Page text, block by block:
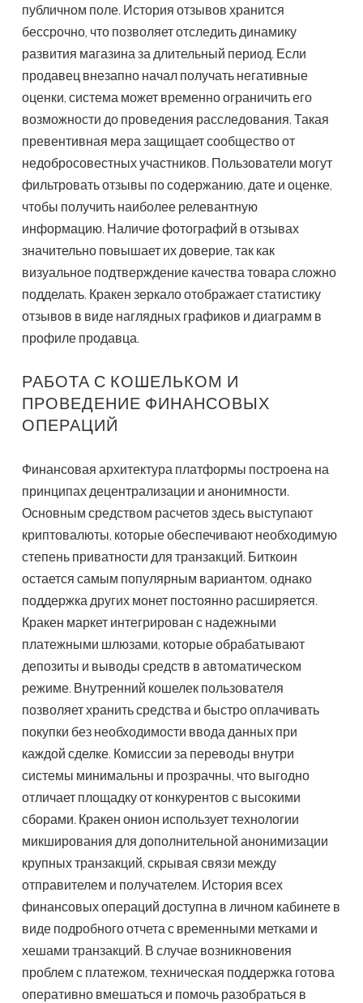
публичном поле. История отзывов хранится
бессрочно, что позволяет отследить динамику
развития магазина за длительный период. Если
продавец внезапно начал получать негативные
оценки, система может временно ограничить его
возможности до проведения расследования. Такая
превентивная мера защищает сообщество от
недобросовестных участников. Пользователи могут
фильтровать отзывы по содержанию, дате и оценке,
чтобы получить наиболее релевантную
информацию. Наличие фотографий в отзывах
значительно повышает их доверие, так как
визуальное подтверждение качества товара сложно
подделать. Кракен зеркало отображает статистику
отзывов в виде наглядных графиков и диаграмм в
профиле продавца.
РАБОТА С КОШЕЛЬКОМ И
ПРОВЕДЕНИЕ ФИНАНСОВЫХ
ОПЕРАЦИЙ
Финансовая архитектура платформы построена на
принципах децентрализации и анонимности.
Основным средством расчетов здесь выступают
криптовалюты, которые обеспечивают необходимую
степень приватности для транзакций. Биткоин
остается самым популярным вариантом, однако
поддержка других монет постоянно расширяется.
Кракен маркет интегрирован с надежными
платежными шлюзами, которые обрабатывают
депозиты и выводы средств в автоматическом
режиме. Внутренний кошелек пользователя
позволяет хранить средства и быстро оплачивать
покупки без необходимости ввода данных при
каждой сделке. Комиссии за переводы внутри
системы минимальны и прозрачны, что выгодно
отличает площадку от конкурентов с высокими
сборами. Кракен онион использует технологии
микширования для дополнительной анонимизации
крупных транзакций, скрывая связи между
отправителем и получателем. История всех
финансовых операций доступна в личном кабинете в
виде подробного отчета с временными метками и
хешами транзакций. В случае возникновения
проблем с платежом, техническая поддержка готова
оперативно вмешаться и помочь разобраться в